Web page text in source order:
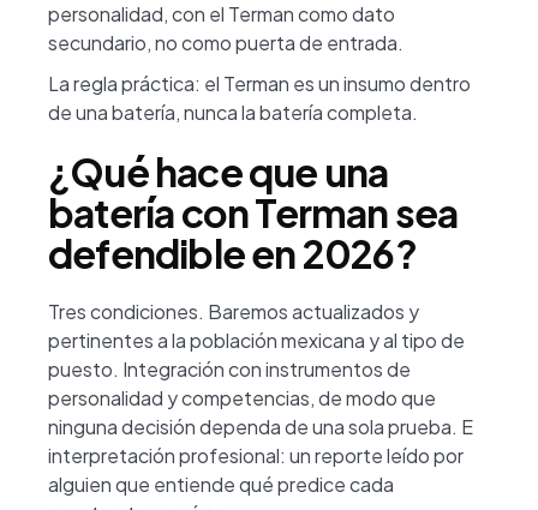
personalidad, con el Terman como dato
secundario, no como puerta de entrada.
La regla práctica: el Terman es un insumo dentro
de una batería, nunca la batería completa.
¿Qué hace que una
batería con Terman sea
defendible en 2026?
Tres condiciones. Baremos actualizados y
pertinentes a la población mexicana y al tipo de
puesto. Integración con instrumentos de
personalidad y competencias, de modo que
ninguna decisión dependa de una sola prueba. E
interpretación profesional: un reporte leído por
alguien que entiende qué predice cada